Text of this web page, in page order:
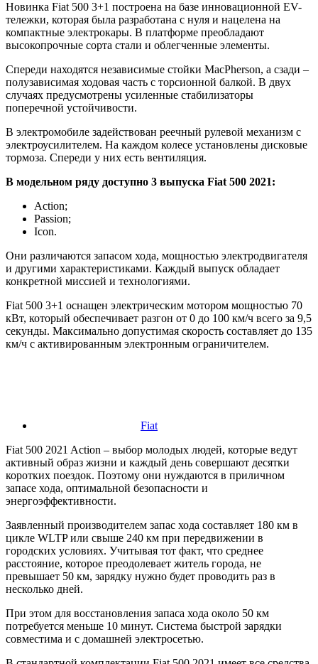
Новинка Fiat 500 3+1 построена на базе инновационной EV-
тележки, которая была разработана с нуля и нацелена на
компактные электрокары. В платформе преобладают
высокопрочные сорта стали и облегченные элементы.
Спереди находятся независимые стойки MacPherson, а сзади –
полузависимая ходовая часть с торсионной балкой. В двух
случаях предусмотрены усиленные стабилизаторы
поперечной устойчивости.
В электромобиле задействован реечный рулевой механизм с
электроусилителем. На каждом колесе установлены дисковые
тормоза. Спереди у них есть вентиляция.
В модельном ряду доступно 3 выпуска Fiat 500 2021:
Action;
Passion;
Icon.
Они различаются запасом хода, мощностью электродвигателя
и другими характеристиками. Каждый выпуск обладает
конкретной миссией и технологиями.
Fiat 500 3+1 оснащен электрическим мотором мощностью 70
кВт, который обеспечивает разгон от 0 до 100 км/ч всего за 9,5
секунды. Максимально допустимая скорость составляет до 135
км/ч с активированным электронным ограничителем.
Fiat
Fiat 500 2021 Action – выбор молодых людей, которые ведут
активный образ жизни и каждый день совершают десятки
коротких поездок. Поэтому они нуждаются в приличном
запасе хода, оптимальной безопасности и
энергоэффективности.
Заявленный производителем запас хода составляет 180 км в
цикле WLTP или свыше 240 км при передвижении в
городских условиях. Учитывая тот факт, что среднее
расстояние, которое преодолевает житель города, не
превышает 50 км, зарядку нужно будет проводить раз в
несколько дней.
При этом для восстановления запаса хода около 50 км
потребуется меньше 10 минут. Система быстрой зарядки
совместима и с домашней электросетью.